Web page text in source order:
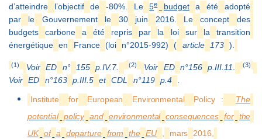
d’atteindre
l’objectif de -80%. Le 5e budget a été
adopté
par
le Gouvernement le 30 juin 2016. Le concept
des
budgets
carbone a été repris par la loi sur la
transition
énergétique en France (loi n°2015-992) ( article 173 ).
(1) Voir ED n° 155 p.IV.7. (2) Voir ED n°156 p.III.11. (3)
Voir ED n°163 p.III.5 et CDL n°119 p.4 .
Institute for European Environmental Policy :
The
potential policy and environmental consequences for the
UK of a departure from the EU , mars 2016,